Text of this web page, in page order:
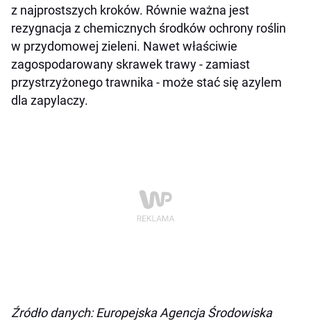
z najprostszych kroków. Równie ważna jest
rezygnacja z chemicznych środków ochrony roślin
w przydomowej zieleni. Nawet właściwie
zagospodarowany skrawek trawy - zamiast
przystrzyżonego trawnika - może stać się azylem
dla zapylaczy.
Źródło danych: Europejska Agencja Środowiska